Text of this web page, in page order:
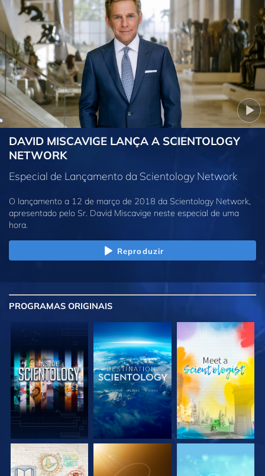
DAVID MISCAVIGE LANÇA A SCIENTOLOGY
NETWORK
Especial de Lançamento da Scientology Network
O lançamento a 12 de março de 2018 da Scientology Network,
apresentado pelo Sr. David Miscavige neste especial de uma
hora.
Reproduzir
PROGRAMAS ORIGINAIS